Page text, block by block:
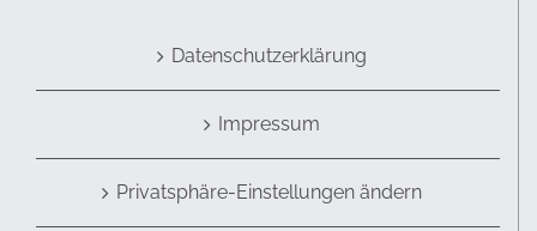
Datenschutzerklärung
Impressum
Privatsphäre-Einstellungen ändern